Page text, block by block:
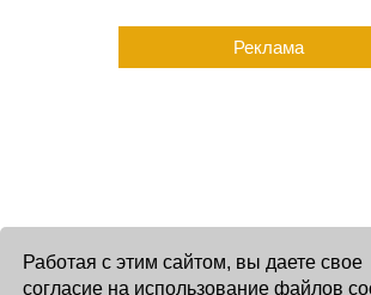
Работая с этим сайтом, вы даете свое
согласие на использование файлов
Реклама